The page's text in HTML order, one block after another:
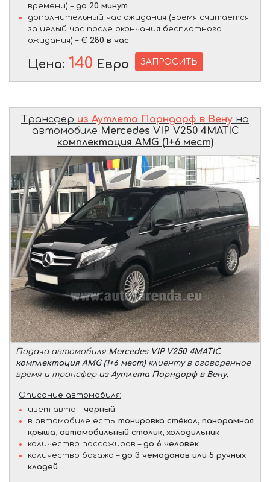
времени) – до 20 минут
дополнительный час ожидания (время считается
за целый час после окончания бесплатного
ожидания) – € 280 в час
Цена: 140 Евро ЗАПРОСИТЬ
Трансфер из Аутлета Парндорф в Вену на
автомобиле Mercedes VIP V250 4MATIC
комплектация AMG (1+6 мест)
Подача автомобиля Mercedes VIP V250 4MATIC
комплектация AMG (1+6 мест)клиенту в оговоренное
время и трансфер из Аутлета Парндорф в Вену.
Описание автомобиля:
цвет авто – чёрный
в автомобиле есть: тонировка стёкол, панорамная
крыша, автомобильный столик, холодильник
количество пассажиров – до 6 человек
количество багажа – до 3 чемоданов или 5 ручных
кладей